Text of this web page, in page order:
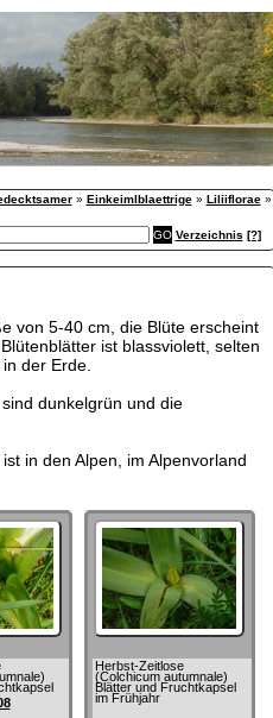
» Einkeimlblaettrige» Liliiflorae»
Verzeichnis [?]
von 5-40 cm, die Blüte erscheint
ist blassviolett, selten
der Erde.
dunkelgrün und die
in den Alpen, im Alpenvorland
Herbst-Zeitlose
(Colchicum autumnale)
Blätter und Fruchtkapsel
im Frühjahr